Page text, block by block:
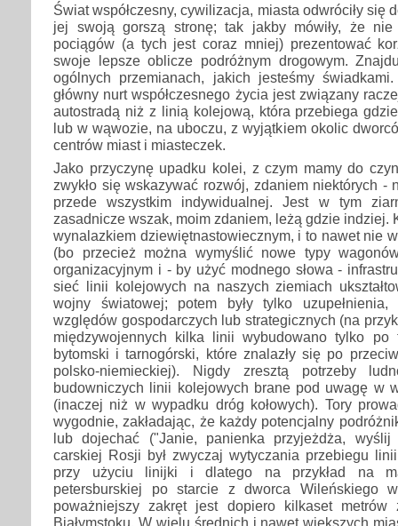
Świat współczesny, cywilizacja, miasta odwróciły się
jej swoją gorszą stronę; tak jakby mówiły, że
pociągów (a tych jest coraz mniej) prezentować
swoje lepsze oblicze podróżnym drogowym.
ogólnych przemianach, jakich jesteśmy
główny nurt współczesnego życia jest związany
autostradą niż z linią kolejową, która przebiega
lub w wąwozie, na uboczu, z wyjątkiem okolic
centrów miast i miasteczek.
Jako przyczynę upadku kolei, z czym mamy do
zwykło się wskazywać rozwój, zdaniem niektórych -
przede wszystkim indywidualnej. Jest w tym
zasadnicze wszak, moim zdaniem, leżą gdzie indziej.
wynalazkiem dziewiętnastowiecznym, i to nawet nie
(bo przecież można wymyślić nowe typy
organizacyjnym i - by użyć modnego słowa -
sieć linii kolejowych na naszych ziemiach
wojny światowej; potem były tylko
względów gospodarczych lub strategicznych (na
międzywojennych kilka linii wybudowano tylko po
bytomski i tarnogórski, które znalazły się po
polsko-niemieckiej). Nigdy zresztą potrzeby
budowniczych linii kolejowych brane pod uwagę w
(inaczej niż w wypadku dróg kołowych). Tory
wygodnie, zakładając, że każdy potencjalny
lub dojechać ("Janie, panienka przyjeżdża,
carskiej Rosji był zwyczaj wytyczania przebiegu
przy użyciu linijki i dlatego na przykład na
petersburskiej po starcie z dworca Wileńskiego
poważniejszy zakręt jest dopiero kilkaset
Białymstoku. W wielu średnich i nawet większych